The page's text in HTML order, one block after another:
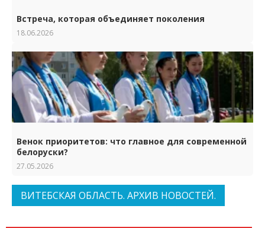
Встреча, которая объединяет поколения
18.06.2026
Венок приоритетов: что главное для современной
белоруски?
27.05.2026
ВИТЕБСКАЯ ОБЛАСТЬ. АРХИВ НОВОСТЕЙ.